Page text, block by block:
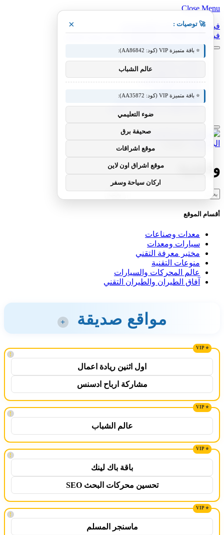
Close Menu
فيسبوك X (Twitter)
فيسبوك X (Twitter) الانستغرام بينتيريست فيميو
معدات وصناعات
سيارات ومعدات
مختبر معرفة التقني
عالم المحركات والسيارات
آفاق الطيران والطيران التقني
الرئيسية
وقضية
البحث
أقسام الموقع
معدات وصناعات
سيارات ومعدات
مختبر معرفة التقني
منوعات التقنية
عالم المحركات والسيارات
آفاق الطيران والطيران التقني
مواقع صديقة +
!
اول اثنين ريادة اعمال
مشاركة ارباح ادسنس
!
عالم الشباب
!
باقة باك لينك
تحسين محركات البحث SEO
!
ماسنجر المسلم
🚀 توصيات : ×
⭐ باقة متميزة VIP (كود: AA86842):
عالم الشباب
⭐ باقة متميزة VIP (كود: AA35872):
ضوء التعليمي
صحيفة برق
موقع اشراقات
موقع اشراق اون لاين
اركان سياحة وسفر